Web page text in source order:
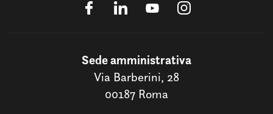
Sede amministrativa
Via Barberini, 28
00187 Roma